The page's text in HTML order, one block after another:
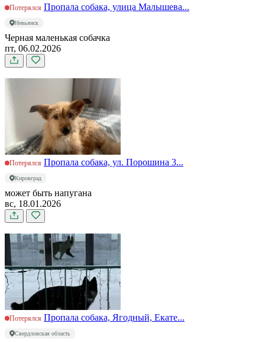
Потерялся Пропала собака, улица Малышева...
Невьянск
Черная маленькая собачка
пт, 06.02.2026
Потерялся Пропала собака, ул. Порошина 3...
Кировград
может быть напугана
вс, 18.01.2026
Потерялся Пропала собака, Ягодный, Екате...
Свердловская область